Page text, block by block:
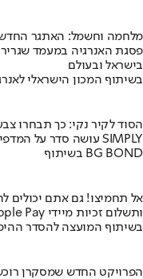
מלחמה וחשמל: האתגר
פסגת האנרגיה במעמד
בישראל ובעולם
בשיתוף המכון הישראלי
הסוד לקיר נקי: כך תבחרו
מומחה BG BOND עושה סדר על המדפים ומציג את מותג הצבע SIMPLY
בשיתוף BG BOND
אל תחמיצו! גם אתם יכולים
יחסי הימור משופרים, הפקדות ב-Apple Pay ותשלום זכיות מיידי
בשיתוף המועצה להסדר
הפרויקט החדש שמסקרן